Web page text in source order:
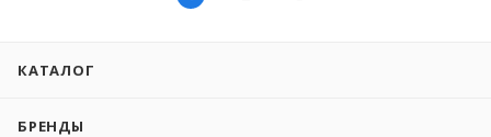
КАТАЛОГ
БРЕНДЫ